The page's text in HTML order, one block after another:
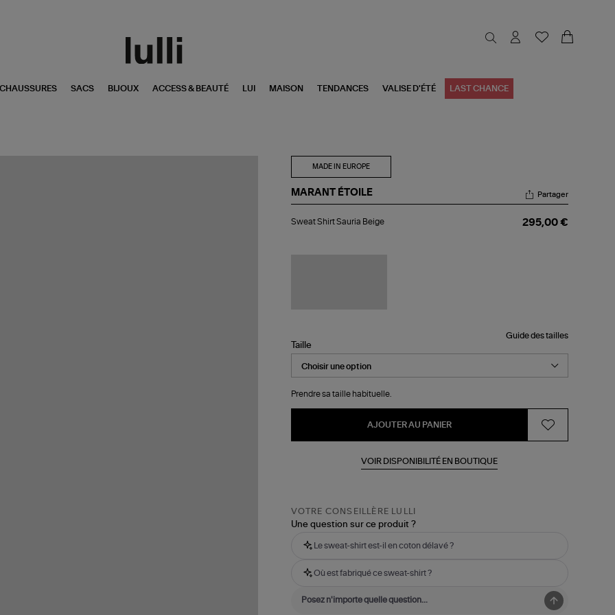
CHAUSSURES SACS BIJOUX ACCESS & BEAUTÉ LUI MAISON TENDANCES VALISE D'ÉTÉ LAST CHANCE
MADE IN EUROPE
MARANT ÉTOILE
Shirt
Partager
Sweat Shirt Sauria Beige 295,00 €
Guide des tailles
Taille
Prendre sa taille habituelle.
AJOUTER AU PANIER
VOIR DISPONIBILITÉ EN BOUTIQUE
VOTRE CONSEILLÈRE LULLI
Une question sur ce produit ?
Le sweat-shirt est-il en coton délavé ?
Où est fabriqué ce sweat-shirt ?